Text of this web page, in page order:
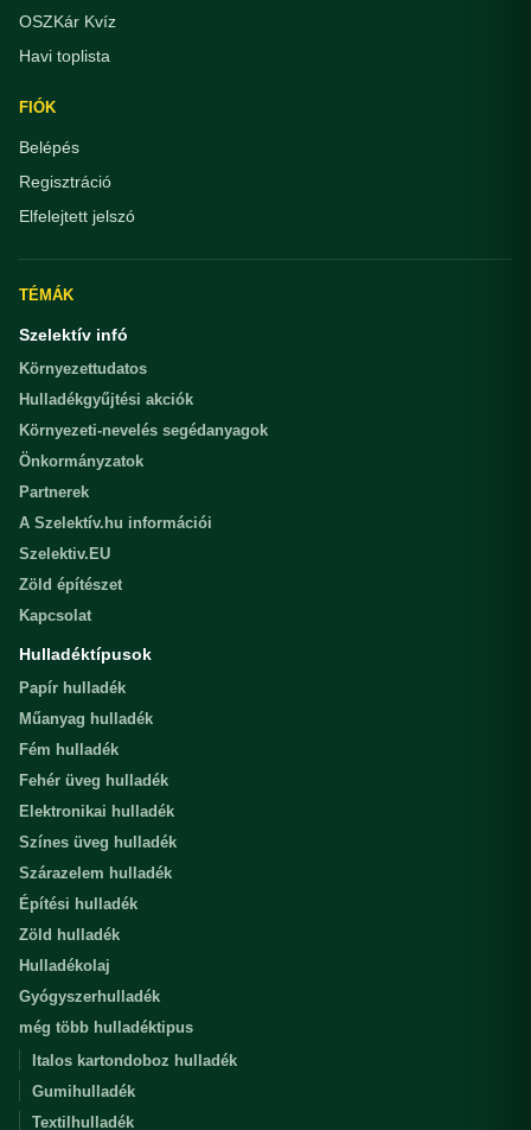
OSZKár Kvíz
Havi toplista
FIÓK
Belépés
Regisztráció
Elfelejtett jelszó
TÉMÁK
Szelektív infó
Környezettudatos
Hulladékgyűjtési akciók
Környezeti-nevelés segédanyagok
Önkormányzatok
Partnerek
A Szelektív.hu információi
Szelektiv.EU
Zöld építészet
Kapcsolat
Hulladéktípusok
Papír hulladék
Műanyag hulladék
Fém hulladék
Fehér üveg hulladék
Elektronikai hulladék
Színes üveg hulladék
Szárazelem hulladék
Építési hulladék
Zöld hulladék
Hulladékolaj
Gyógyszerhulladék
még több hulladéktipus
Italos kartondoboz hulladék
Gumihulladék
Textilhulladék